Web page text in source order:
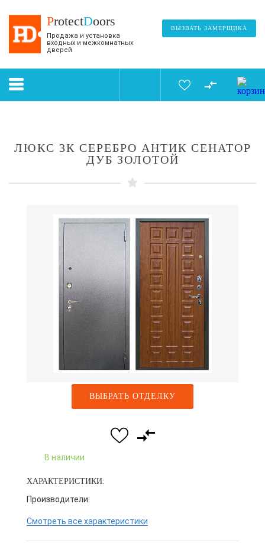
ProtectDoors
Продажа и установка
входных и межкомнатных
дверей
ВЫЗВАТЬ ЗАМЕРЩИКА
ЛЮКС 3К СЕРЕБРО АНТИК СЕНАТОР
ДУБ ЗОЛОТОЙ
ВЫБРАТЬ ОТДЕЛКУ
В наличии
ХАРАКТЕРИСТИКИ:
Производители:
Смотреть все характеристики